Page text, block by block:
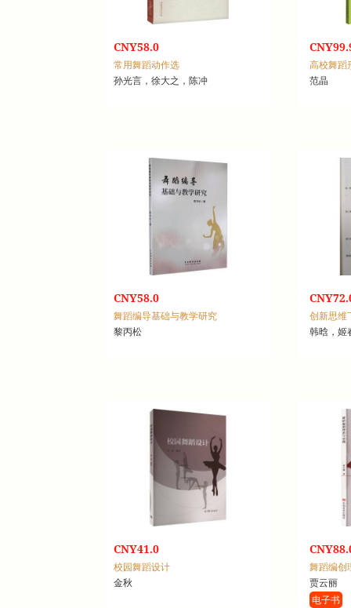
CNY58.0
常用舞蹈动作选
孙光言，徐大之，陈冲
高校舞蹈
范晶
CNY58.0
舞蹈编导基础与教学研究
黎丙松
创新思维
韩晗，姬
CNY41.0
校园舞蹈设计
金秋
舞蹈编创
贾云丽
电子书